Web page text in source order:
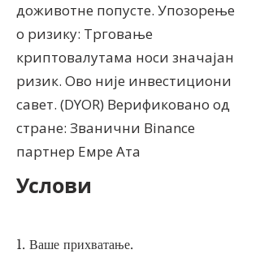
доживотне попусте. Упозорење
о ризику: Трговање
криптовалутама носи значајан
ризик. Ово није инвестициони
савет. (DYOR) Верификовано од
стране: Званични Binance
партнер Емре Ата
Услови
1. Ваше прихватање.